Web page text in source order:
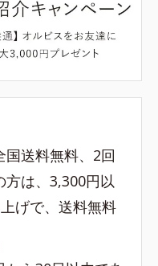
送料無料、2回
方は、3,300円以
げで、送料無料